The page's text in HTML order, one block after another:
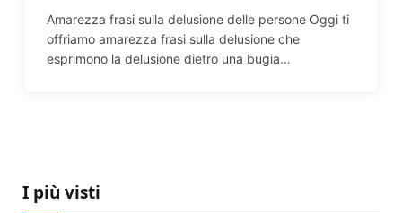
Amarezza frasi sulla delusione delle persone Oggi ti
offriamo amarezza frasi sulla delusione che
esprimono la delusione dietro una bugia…
I più visti